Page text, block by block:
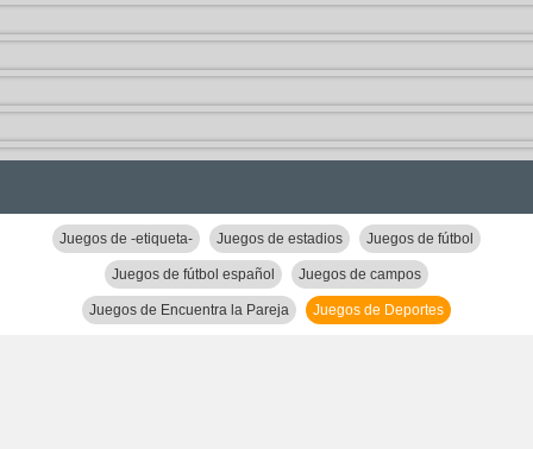
Juegos de -etiqueta- Juegos de estadios Juegos de fútbol
Juegos de fútbol español Juegos de campos
Juegos de Encuentra la Pareja Juegos de Deportes